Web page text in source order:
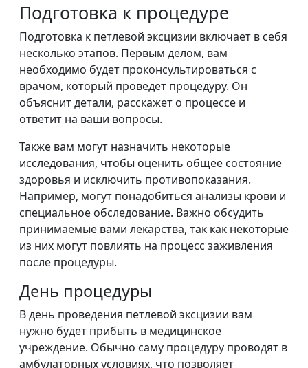
Подготовка к процедуре
Подготовка к петлевой эксцизии включает в себя
несколько этапов. Первым делом, вам
необходимо будет проконсультироваться с
врачом, который проведет процедуру. Он
объяснит детали, расскажет о процессе и
ответит на ваши вопросы.
Также вам могут назначить некоторые
исследования, чтобы оценить общее состояние
здоровья и исключить противопоказания.
Например, могут понадобиться анализы крови и
специальное обследование. Важно обсудить
принимаемые вами лекарства, так как некоторые
из них могут повлиять на процесс заживления
после процедуры.
День процедуры
В день проведения петлевой эксцизии вам
нужно будет прибыть в медицинское
учреждение. Обычно саму процедуру проводят в
амбулаторных условиях, что позволяет